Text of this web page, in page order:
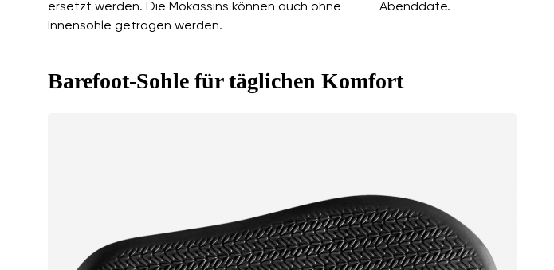
ersetzt werden. Die Mokassins können auch ohne
Innensohle getragen werden.
Abenddate.
Barefoot-Sohle für täglichen Komfort